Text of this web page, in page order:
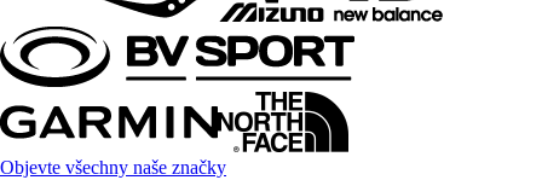
Objevte všechny naše značky